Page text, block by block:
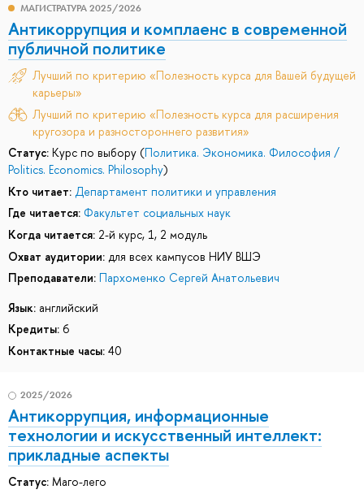
МАГИСТРАТУРА 2025/2026
Антикоррупция и комплаенс в современной
публичной политике
Лучший по критерию «Полезность курса для Вашей будущей
карьеры»
Лучший по критерию «Полезность курса для расширения
кругозора и разностороннего развития»
Статус: Курс по выбору (Политика. Экономика. Философия /
Politics. Economics. Philosophy)
Кто читает: Департамент политики и управления
Где читается: Факультет социальных наук
Когда читается: 2-й курс, 1, 2 модуль
Охват аудитории: для всех кампусов НИУ ВШЭ
Преподаватели: Пархоменко Сергей Анатольевич
Язык: английский
Кредиты: 6
Контактные часы: 40
2025/2026
Антикоррупция, информационные
технологии и искусственный интеллект:
прикладные аспекты
Статус: Маго-лего